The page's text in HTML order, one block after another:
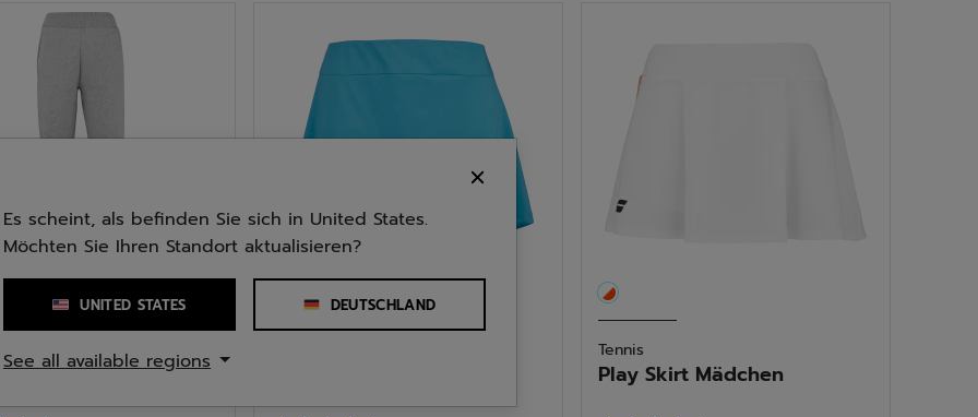
Bewertungen
Bewertung
Jogger Pant Ju...
Tennis
Play Skirt Mädchen
Es scheint, als befinden Sie sich in United States.
Möchten Sie Ihren Standort aktualisieren?
UNITED STATES DEUTSCHLAND
See all available regions